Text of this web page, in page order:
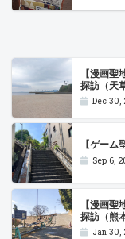
【漫画
探訪（天
Dec 30,
【ゲー
Sep 6,
【漫画
探訪（熊
Jan 30,